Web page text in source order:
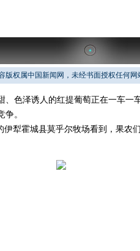
版权属中国新闻网，未经书面授权任何网
泽诱人的红提葡萄正在一车一
。
霍城县莫乎尔牧场看到，果农